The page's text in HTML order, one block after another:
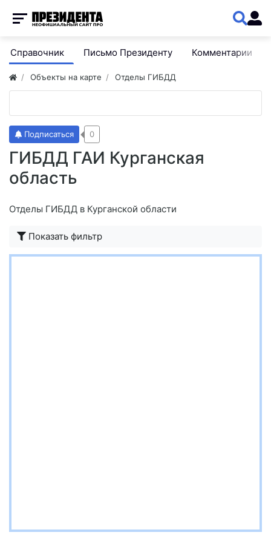
Справочник Письмо Президенту Комментарии
Объекты на карте Отделы ГИБДД
ГИБДД ГАИ Курганская
область
Подписаться 0
Отделы ГИБДД в Курганской области
Показать фильтр